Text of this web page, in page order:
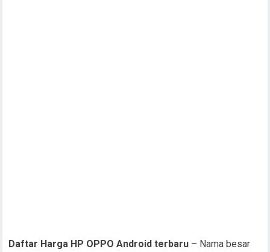
Daftar Harga HP OPPO Android terbaru – Nama besar